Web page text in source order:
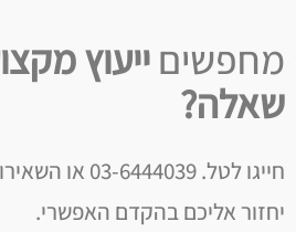
מחפשיםייעוץ
שאלה?
חייגו לטל. 03-
יחזור אליכם בהקדם האפשרי.